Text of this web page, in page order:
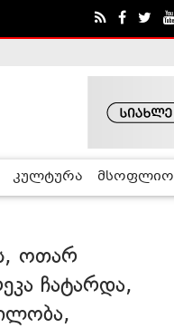
კულტურა მსოფლიო
ოთარ
ჩატარდა,